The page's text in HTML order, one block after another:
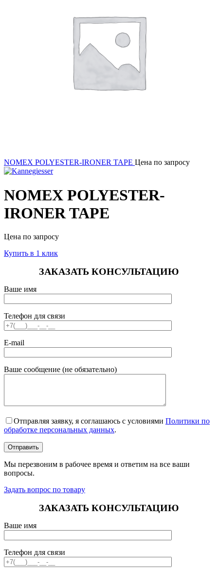
NOMEX POLYESTER-IRONER TAPE Цена по запросу
NOMEX POLYESTER-
IRONER TAPE
Цена по запросу
Купить в 1 клик
ЗАКАЗАТЬ КОНСУЛЬТАЦИЮ
Ваше имя
Телефон для связи
E-mail
Ваше сообщение (не обязательно)
Отправляя заявку, я соглашаюсь с условиями Политики по
обработке персональных данных.
Мы перезвоним в рабочее время и ответим на все ваши
вопросы.
Задать вопрос по товару
ЗАКАЗАТЬ КОНСУЛЬТАЦИЮ
Ваше имя
Телефон для связи